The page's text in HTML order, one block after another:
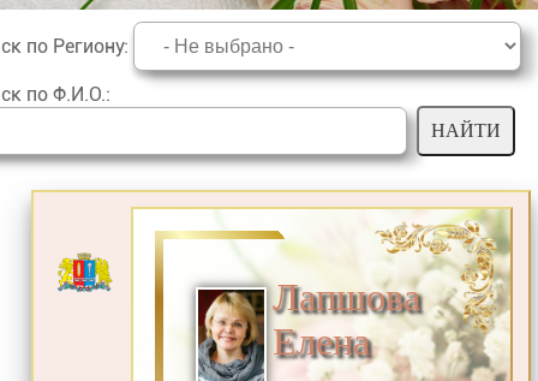
по Региону:
по Ф.И.О.:
Лапшова
Елена